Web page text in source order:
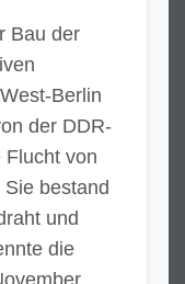
Bau der
Berlin
der DDR-
Flucht von
bestand
und
die